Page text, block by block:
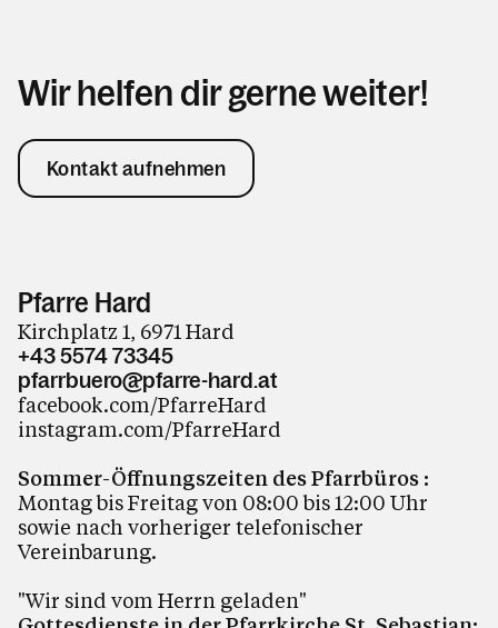
Wir helfen dir gerne weiter!
Kontakt aufnehmen
Pfarre Hard
Kirchplatz 1, 6971 Hard
+43 5574 73345
pfarrbuero@pfarre-hard.at
facebook.com/PfarreHard
instagram.com/PfarreHard
Sommer-Öffnungszeiten des Pfarrbüros :
Montag bis Freitag von 08:00 bis 12:00 Uhr
sowie nach vorheriger telefonischer
Vereinbarung.
"Wir sind vom Herrn geladen"